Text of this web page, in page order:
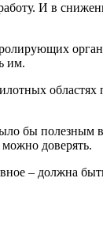
И в
им.
бы полезным
доверять.
– должна